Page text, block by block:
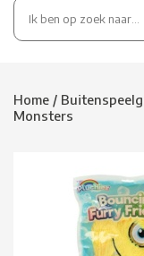
Home /
Monsters